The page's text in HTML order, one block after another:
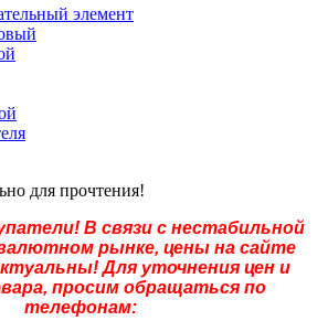
элемент
для прочтения!
В связи с нестабильной
рынке, цены на сайте
Для уточнения цен и
просим обращаться по
телефонам: